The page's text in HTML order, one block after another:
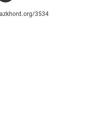
3534